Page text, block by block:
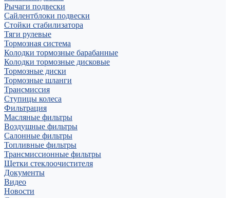
Рычаги подвески
Сайлентблоки подвески
Стойки стабилизатора
Тяги рулевые
Тормозная система
Колодки тормозные барабанные
Колодки тормозные дисковые
Тормозные диски
Тормозные шланги
Трансмиссия
Ступицы колеса
Фильтрация
Масляные фильтры
Воздушные фильтры
Салонные фильтры
Топливные фильтры
Трансмиссионные фильтры
Щетки стеклоочистителя
Документы
Видео
Новости